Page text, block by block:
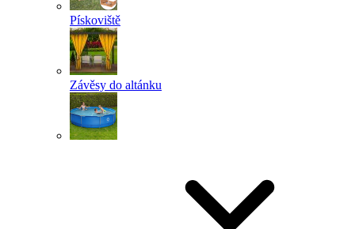
Pískoviště
Závěsy do altánku